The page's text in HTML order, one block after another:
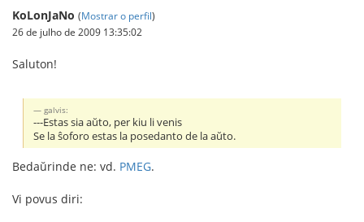
KoLonJaNo (Mostrar o perfil)
26 de julho de 2009 13:35:02
Saluton!
galvis:
---Estas sia aŭto, per kiu li venis
Se la ŝoforo estas la posedanto de la aŭto.
Bedaŭrinde ne: vd. PMEG.
Vi povus diri: